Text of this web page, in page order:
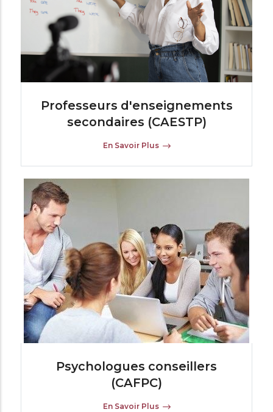
Professeurs d'enseignements
secondaires (CAESTP)
En Savoir Plus
Psychologues conseillers
(CAFPC)
En Savoir Plus